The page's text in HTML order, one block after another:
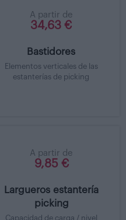
A partir de
34,63 €
Bastidores
Elementos verticales de las
estanterías de picking
A partir de
9,85 €
Largueros estantería
picking
Capacidad de carga / nivel